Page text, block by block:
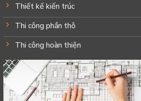
Thiết kế kiến trúc
Thi công phần thô
Thi công hoàn thiện